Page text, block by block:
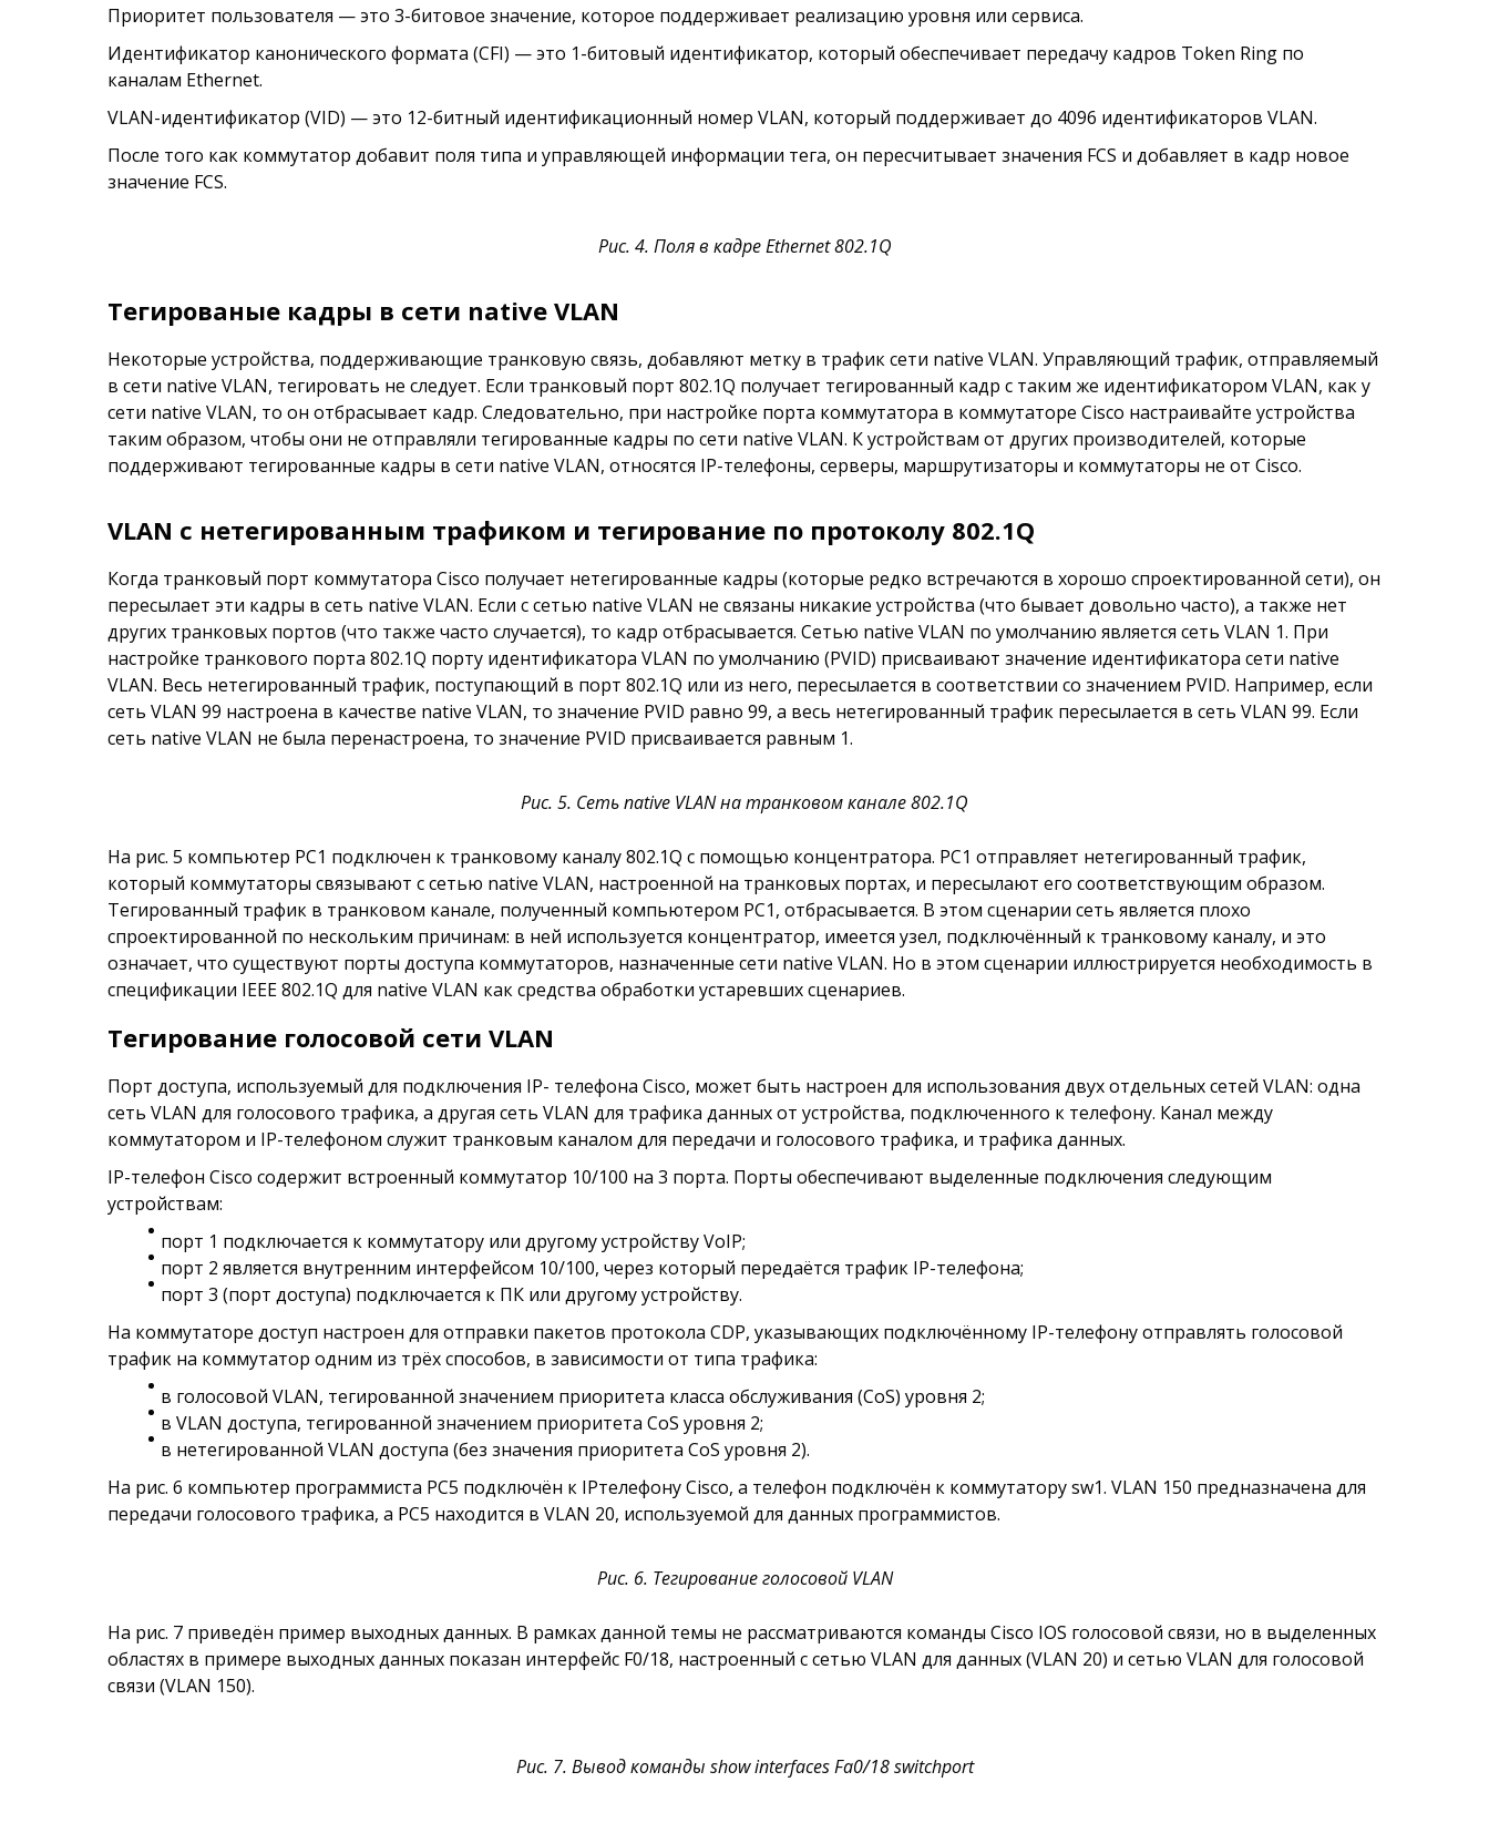
Приоритет пользователя — это 3-битовое значение, которое поддерживает реализацию уровня или сервиса.
Идентификатор канонического формата (CFI) — это 1-битовый идентификатор, который обеспечивает передачу кадров Token Ring по
каналам Ethernet.
VLAN-идентификатор (VID) — это 12-битный идентификационный номер VLAN, который поддерживает до 4096 идентификаторов VLAN.
После того как коммутатор добавит поля типа и управляющей информации тега, он пересчитывает значения FCS и добавляет в кадр новое
значение FCS.
Рис. 4. Поля в кадре Ethernet 802.1Q
Тегированые кадры в сети native VLAN
Некоторые устройства, поддерживающие транковую связь, добавляют метку в трафик сети native VLAN. Управляющий трафик, отправляемый
в сети native VLAN, тегировать не следует. Если транковый порт 802.1Q получает тегированный кадр с таким же идентификатором VLAN, как у
сети native VLAN, то он отбрасывает кадр. Следовательно, при настройке порта коммутатора в коммутаторе Cisco настраивайте устройства
таким образом, чтобы они не отправляли тегированные кадры по сети native VLAN. К устройствам от других производителей, которые
поддерживают тегированные кадры в сети native VLAN, относятся IP-телефоны, серверы, маршрутизаторы и коммутаторы не от Cisco.
VLAN с нетегированным трафиком и тегирование по протоколу 802.1Q
Когда транковый порт коммутатора Cisco получает нетегированные кадры (которые редко встречаются в хорошо спроектированной сети), он
пересылает эти кадры в сеть native VLAN. Если с сетью native VLAN не связаны никакие устройства (что бывает довольно часто), а также нет
других транковых портов (что также часто случается), то кадр отбрасывается. Сетью native VLAN по умолчанию является сеть VLAN 1. При
настройке транкового порта 802.1Q порту идентификатора VLAN по умолчанию (PVID) присваивают значение идентификатора сети native
VLAN. Весь нетегированный трафик, поступающий в порт 802.1Q или из него, пересылается в соответствии со значением PVID. Например, если
сеть VLAN 99 настроена в качестве native VLAN, то значение PVID равно 99, а весь нетегированный трафик пересылается в сеть VLAN 99. Если
сеть native VLAN не была перенастроена, то значение PVID присваивается равным 1.
Рис. 5. Сеть native VLAN на транковом канале 802.1Q
На рис. 5 компьютер PC1 подключен к транковому каналу 802.1Q с помощью концентратора. PC1 отправляет нетегированный трафик,
который коммутаторы связывают с сетью native VLAN, настроенной на транковых портах, и пересылают его соответствующим образом.
Тегированный трафик в транковом канале, полученный компьютером PC1, отбрасывается. В этом сценарии сеть является плохо
спроектированной по нескольким причинам: в ней используется концентратор, имеется узел, подключённый к транковому каналу, и это
означает, что существуют порты доступа коммутаторов, назначенные сети native VLAN. Но в этом сценарии иллюстрируется необходимость в
спецификации IEEE 802.1Q для native VLAN как средства обработки устаревших сценариев.
Тегирование голосовой сети VLAN
Порт доступа, используемый для подключения IP- телефона Cisco, может быть настроен для использования двух отдельных сетей VLAN: одна
сеть VLAN для голосового трафика, а другая сеть VLAN для трафика данных от устройства, подключенного к телефону. Канал между
коммутатором и IP-телефоном служит транковым каналом для передачи и голосового трафика, и трафика данных.
IP-телефон Cisco содержит встроенный коммутатор 10/100 на 3 порта. Порты обеспечивают выделенные подключения следующим
устройствам:
порт 1 подключается к коммутатору или другому устройству VoIP;
порт 2 является внутренним интерфейсом 10/100, через который передаётся трафик IP-телефона;
порт 3 (порт доступа) подключается к ПК или другому устройству.
На коммутаторе доступ настроен для отправки пакетов протокола CDP, указывающих подключённому IP-телефону отправлять голосовой
трафик на коммутатор одним из трёх способов, в зависимости от типа трафика:
в голосовой VLAN, тегированной значением приоритета класса обслуживания (CoS) уровня 2;
в VLAN доступа, тегированной значением приоритета CoS уровня 2;
в нетегированной VLAN доступа (без значения приоритета CoS уровня 2).
На рис. 6 компьютер программиста PC5 подключён к IPтелефону Cisco, а телефон подключён к коммутатору sw1. VLAN 150 предназначена для
передачи голосового трафика, а PC5 находится в VLAN 20, используемой для данных программистов.
Рис. 6. Тегирование голосовой VLAN
На рис. 7 приведён пример выходных данных. В рамках данной темы не рассматриваются команды Cisco IOS голосовой связи, но в выделенных
областях в примере выходных данных показан интерфейс F0/18, настроенный с сетью VLAN для данных (VLAN 20) и сетью VLAN для голосовой
связи (VLAN 150).
Рис. 7. Вывод команды show interfaces Fa0/18 switchport